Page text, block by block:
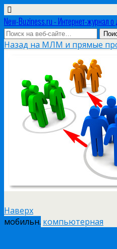
New-Buziness.ru - Интернет-журнал о
Назад на МЛМ и прямые
Наверх
мобильн. компьютерная